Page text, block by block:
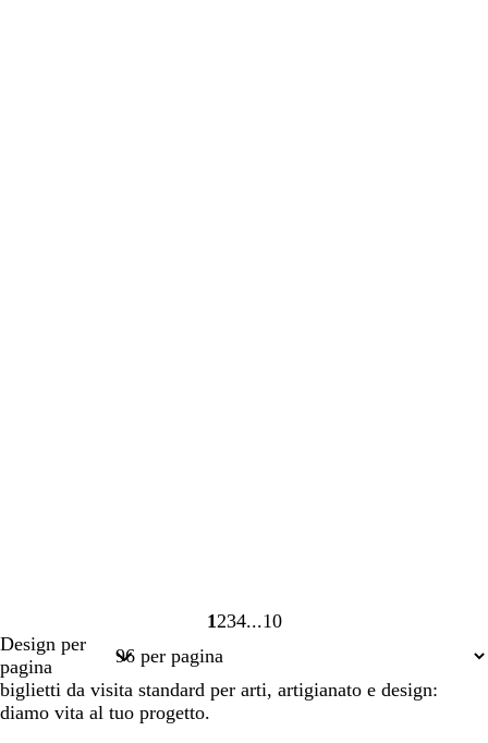
Pagina
1
1Pagina
2
2Pagina
3Pagina
4
Pagina
10
Design per
pagina
biglietti da visita standard per arti, artigianato e design:
diamo vita al tuo progetto.